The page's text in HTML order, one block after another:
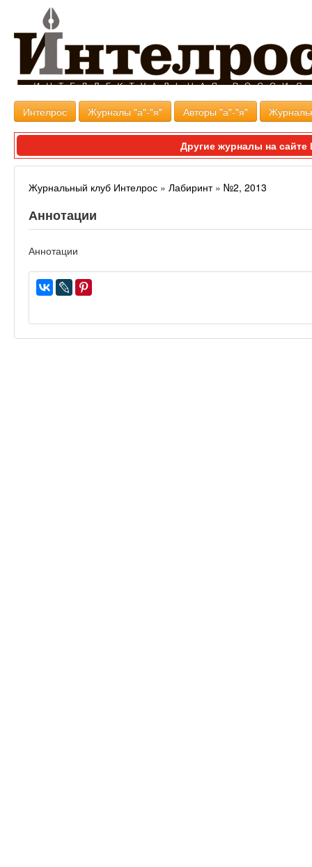
Интелрос Журналы "а"-"я" Авторы "а"-"я"
Другие журналы на
Журнальный клуб Интелрос » Лабиринт» №2, 2013
Аннотации
Аннотации